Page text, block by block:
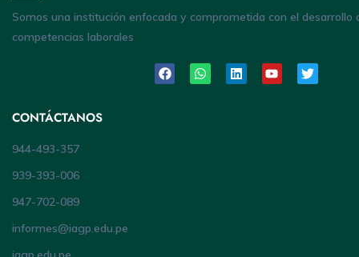
Somos una institución enfocada y comprometida con el desarrollo
competencias laborales
CONTÁCTANOS
944-493-357
939-393-006
947-702-089
informes@iagp.edu.pe